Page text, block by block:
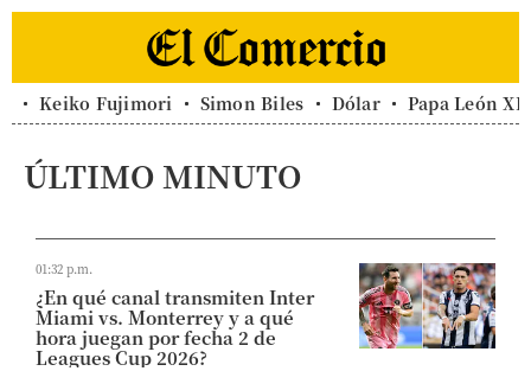
Keiko Fujimori Simon Biles Dólar Papa León
ÚLTIMO MINUTO
01:32 p.m.
¿En qué canal transmiten Inter
Miami vs. Monterrey y a qué
hora juegan por fecha 2 de
Leagues Cup 2026?